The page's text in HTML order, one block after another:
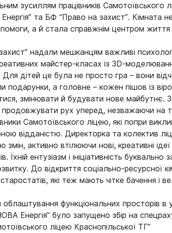
зусиллям працівників Самотоївського
та БФ “Право на захист”. Кімната
а й стала справжнім центром
надали мешканцям важливі
майстер-класах із 3D-
дітей це була не просто гра – вони
подарунки, а головне – кожен пішов із
змінювати й будувати нове майбутнє.
рух уперед, незважаючи на
Самотоївського ліцею, які попри
відданістю. Директорка та колектив
активно втілюючи нові, креативні
ентузіазм і ініціативність
До відкриття соціально-ресурсної
які теж мають чітке бачення і
функціональних просторів в
Енергія” було запущено збір на
ліцею Краснопільської ТГ”